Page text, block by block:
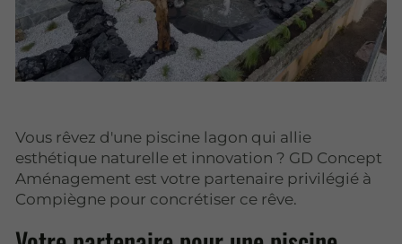
Vous rêvez d'une piscine lagon qui allie
esthétique naturelle et innovation ? GD Concept
Aménagement est votre partenaire privilégié à
Compiègne pour concrétiser ce rêve.